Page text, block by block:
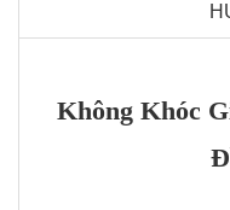
Không Khóc